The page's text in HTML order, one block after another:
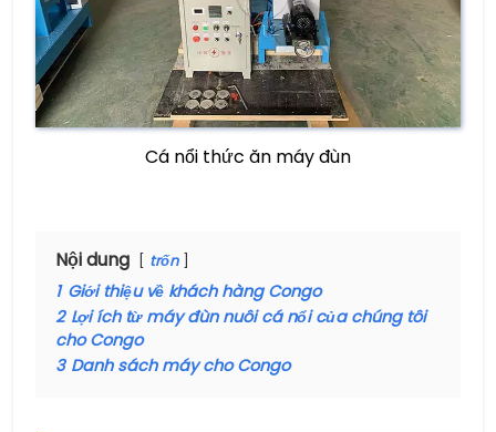
Cá nổi thức ăn máy đùn
Nội dung trốn
1 Giới thiệu về khách hàng Congo
2 Lợi ích từ máy đùn nuôi cá nổi của chúng tôi
cho Congo
3 Danh sách máy cho Congo